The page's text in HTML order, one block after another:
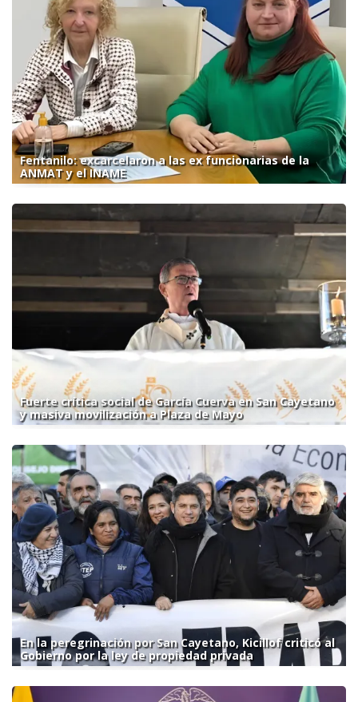
Fentanilo: excarcelaron a las ex funcionarias de la
ANMAT y el INAME
Fuerte crítica social de García Cuerva en San Cayetano
y masiva movilización a Plaza de Mayo
En la peregrinación por San Cayetano, Kicillof criticó al
Gobierno por la ley de propiedad privada